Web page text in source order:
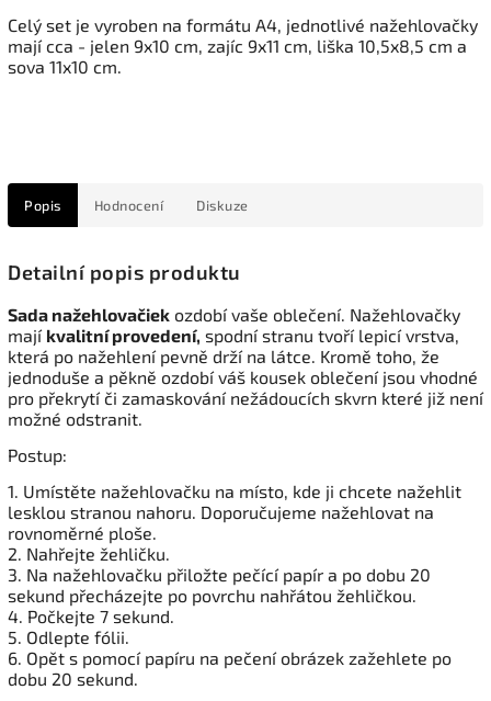
Celý set je vyroben na formátu A4, jednotlivé nažehlovačky
mají cca - jelen 9x10 cm, zajíc 9x11 cm, liška 10,5x8,5 cm a
sova 11x10 cm.
Popis Hodnocení Diskuze
Detailní popis produktu
Sada nažehlovačiek ozdobí vaše oblečení. Nažehlovačky
mají kvalitní provedení, spodní stranu tvoří lepicí vrstva,
která po nažehlení pevně drží na látce. Kromě toho, že
jednoduše a pěkně ozdobí váš kousek oblečení jsou vhodné
pro překrytí či zamaskování nežádoucích skvrn které již není
možné odstranit.
Postup:
1. Umístěte nažehlovačku na místo, kde ji chcete nažehlit
lesklou stranou nahoru. Doporučujeme nažehlovat na
rovnoměrné ploše.
2. Nahřejte žehličku.
3. Na nažehlovačku přiložte pečící papír a po dobu 20
sekund přecházejte po povrchu nahřátou žehličkou.
4. Počkejte 7 sekund.
5. Odlepte fólii.
6. Opět s pomocí papíru na pečení obrázek zažehlete po
dobu 20 sekund.